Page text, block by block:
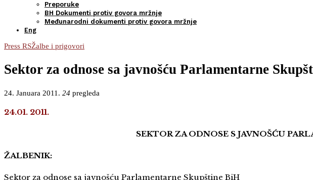
Preporuke
BH Dokumenti protiv govora mržnje
Međunarodni dokumenti protiv govora mržnje
Eng
Press RSŽalbe i prigovori
Sektor za odnose sa javnošću Parlamentarne
24. Januara 2011. 24 pregleda
24.01. 2011.
SEKTOR ZA ODNOSE S JAVNOŠĆU
ŽALBENIK:
Sektor za odnose sa javnošću Parlamentarne Skupštine BiH